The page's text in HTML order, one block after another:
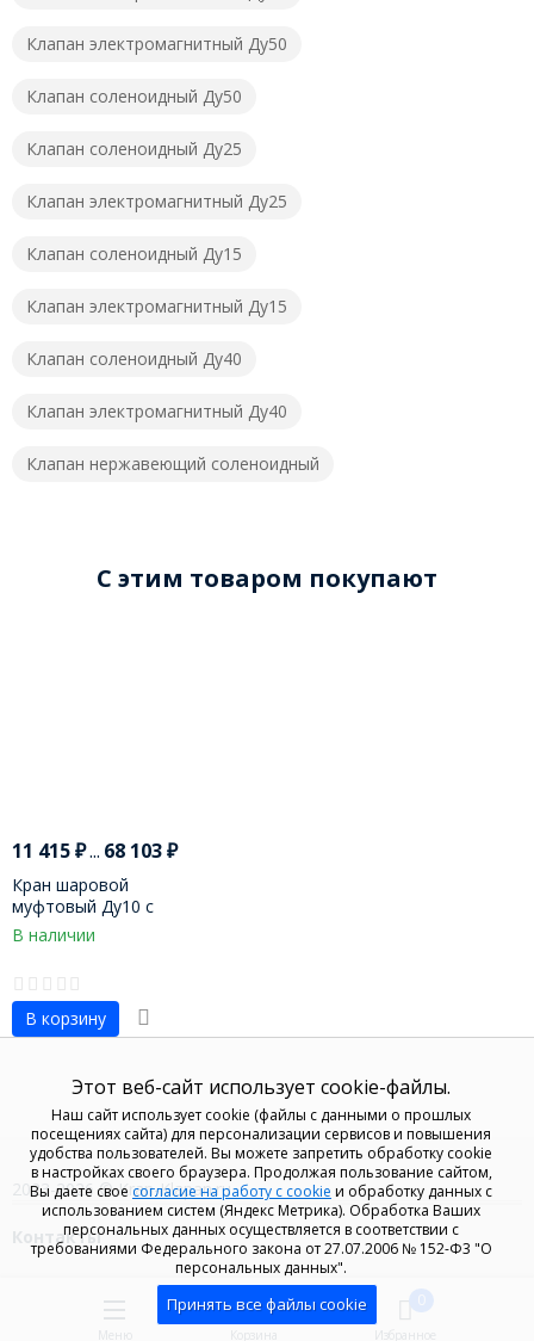
Клапан электромагнитный Ду50
Клапан соленоидный Ду50
Клапан соленоидный Ду25
Клапан электромагнитный Ду25
Клапан соленоидный Ду15
Клапан электромагнитный Ду15
Клапан соленоидный Ду40
Клапан электромагнитный Ду40
Клапан нержавеющий соленоидный
C этим товаром покупают
11 415₽... 68 103₽
Кран шаровой
муфтовый Ду10 с
пневмоприводом
В наличии
В корзину
2023-2026 © Kran-Klapan.ru
Этот веб-сайт использует cookie-файлы.
Наш сайт использует cookie (файлы с данными о прошлых
посещениях сайта) для персонализации сервисов и повышения
удобства пользователей. Вы можете запретить обработку cookie
в настройках своего браузера. Продолжая пользование сайтом,
Вы даете своесогласие на работу с cookie и обработку данных с
использованием систем (Яндекс Метрика). Обработка Ваших
персональных данных осуществляется в соответствии с
требованиями Федерального закона от 27.07.2006 № 152-Ф3 "О
персональных данных".
Принять все файлы cookie
Контакты
Меню
0 0